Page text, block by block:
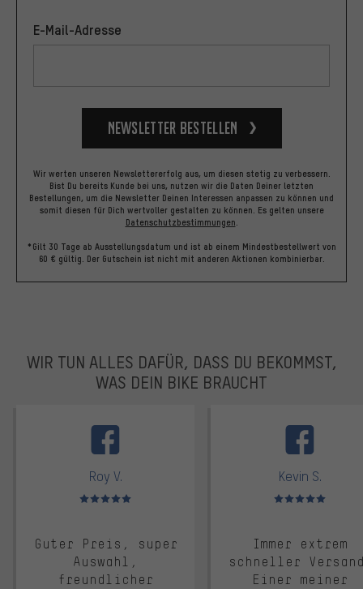
E-Mail-Adresse
Newsletter bestellen
Wir werten unseren Newslettererfolg aus, um diesen stetig zu verbessern.
Bist Du bereits Kunde bei uns, nutzen wir die Daten Deiner letzten
Bestellungen, um die Newsletter Deinen Interessen anpassen zu können und
somit diesen für Dich wertvoller gestalten zu können. Es gelten unsere
Datenschutzbestimmungen.
*Gilt 30 Tage ab Ausstellungsdatum und ist ab einem Mindestbestellwert von
60 € gültig. Der Gutschein ist nicht mit anderen Aktionen kombinierbar.
WIR TUN ALLES DAFÜR, DASS DU BEKOMMST,
WAS DEIN BIKE BRAUCHT
Roy V.
Bewertungen: 5 von 5
Guter Preis, super
Auswahl,
freundlicher
Kevin S.
Bewertungen: 5 von 5
Immer extrem
schneller
Einer meiner